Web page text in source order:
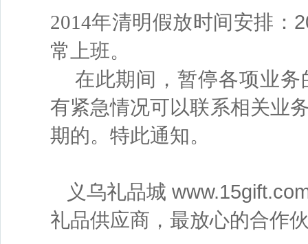
2014年清明假放时间安排 ：
常上班。
在此期间，暂停各项业务
有紧急情况可以联系相关业
期的。特此通知。
义乌礼品城
礼品供应商，最放心的合作